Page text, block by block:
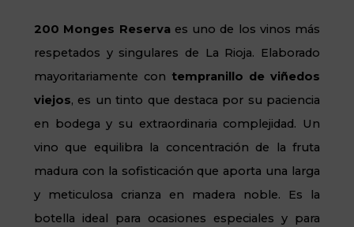
200 Monges Reservaes uno de los vinos más
respetados y singulares de La Rioja. Elaborado
mayoritariamente con tempranillo de viñedos
viejos, es un tinto que destaca por su paciencia
en bodega y su extraordinaria complejidad. Un
vino que equilibra la concentración de la fruta
madura con la sofisticación que aporta una larga
y meticulosa crianza en madera noble. Es la
botella ideal para ocasiones especiales y para